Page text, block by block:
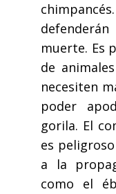
muerte. Es
de
necesiten
poder
gorila. El
es
a la
como el